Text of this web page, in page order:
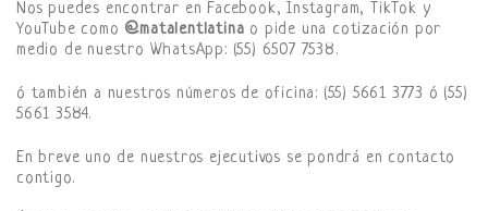
Nos puedes encontrar en Facebook, Instagram, TikTok y
YouTube como @matalentlatina o pide una cotización por
medio de nuestro WhatsApp: (55) 6507 7538.
ó también a nuestros números de oficina: (55) 5661 3773 ó (55)
5661 3584.
En breve uno de nuestros ejecutivos se pondrá en contacto
contigo.